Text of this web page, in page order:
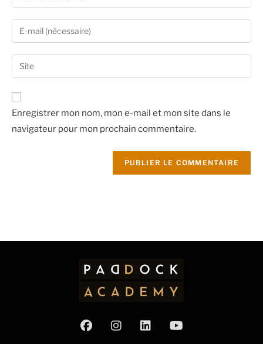
Enregistrer mon nom, mon e-mail et mon site dans le
navigateur pour mon prochain commentaire.